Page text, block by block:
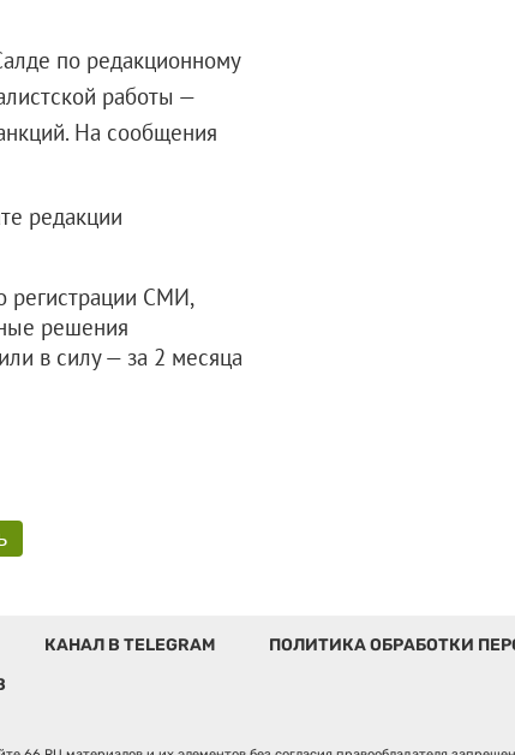
по редакционному
работы —
На сообщения
редакции
регистрации СМИ,
решения
в силу — за 2 месяца
КАНАЛ В TELEGRAM
ПОЛИТИКА ОБРАБОТКИ